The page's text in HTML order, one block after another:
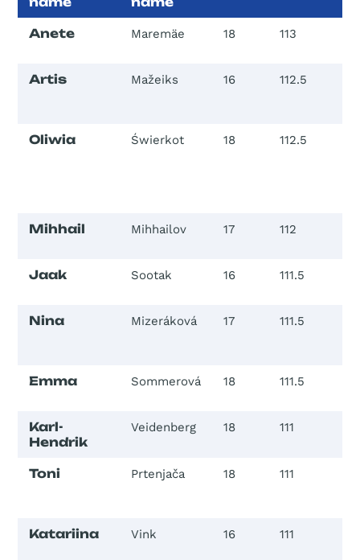
Anete Maremäe 18 113
Artis Mažeiks 16 112.5
Oliwia Świerkot 18 112.5
Mihhail Mihhailov 17 112
Jaak Sootak 16 111.5
Nina Mizeráková 17 111.5
Emma Sommerová 18 111.5
Karl-
Hendrik
Veidenberg 18 111
Toni Prtenjača 18 111
Katariina Vink 16 111